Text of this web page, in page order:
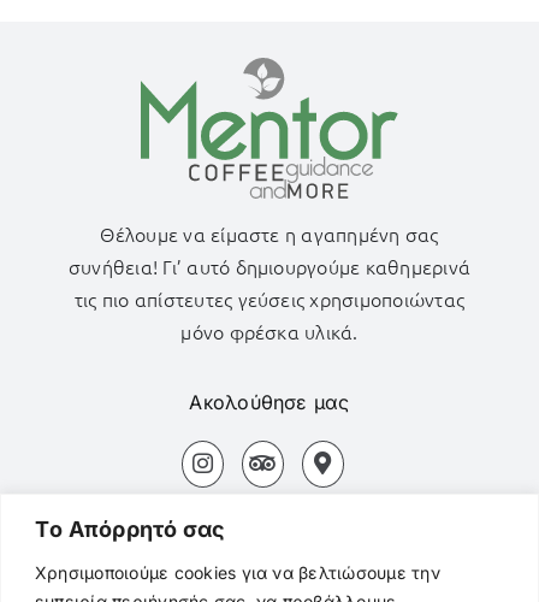
Tο Aπόρρητό σας
Χρησιμοποιούμε cookies για να βελτιώσουμε την
Θέλουμε να είμαστε η αγαπημένη σας
συνήθεια! Γι’ αυτό δημιουργούμε καθημερινά
τις πιο απίστευτες γεύσεις χρησιμοποιώντας
μόνο φρέσκα υλικά.
Ακολούθησε μας
Αδάμας Μήλος Τ.Κ. 84800
+30694 827 3154